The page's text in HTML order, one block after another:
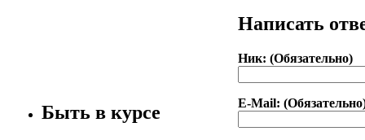
Быть в курсе
Написать
Ник: (Обязательно)
E-Mail: